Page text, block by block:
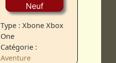
Neuf
Type : Xbone Xbox
One
Catégorie :
Aventure